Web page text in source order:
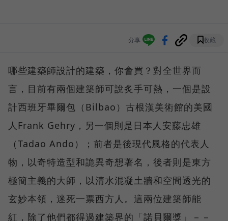
分享 收藏
哪些建築師設計的建築，你會買？對全世界而
言，目前有兩個建築師可說炙手可熱，一個是設
計西班牙畢爾包（Bilbao）古根漢美術館的美國
人Frank Gehry，另一個則是日本人安藤忠雄
（Tadao Ando）；前者是後現代風格的代表人
物，以奇特造型和詭異奇想著名，後者則是東方
極簡主義的大師，以清水混凝土牆和空間透光的
玄妙本領，迷死一票西方人。這兩位建築師能
紅，除了他們都得過建築界的「諾貝爾獎」－－